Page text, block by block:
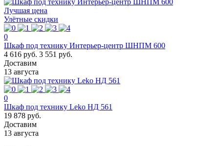
Лучшая цена
Улётные скидки
0
Шкаф под технику Интерьер-центр ШНПМ 600
4 616 руб. 3 551 руб.
Доставим
13 августа
0
Шкаф под технику Leko НД 561
19 878 руб.
Доставим
13 августа